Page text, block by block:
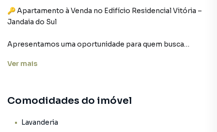
Salão de Festas
🔑 Apartamento à Venda no Edifício Residencial Vitória –
Jandaia do Sul
Apresentamos uma oportunidade para quem busca
Está disponível para venda um amplo apartamento no
destaque em Jandaia do Sul.
Com 143,10 m² de área privativa, o imóvel oferece:
Ver mais
Comodidades do imóvel
Lavanderia